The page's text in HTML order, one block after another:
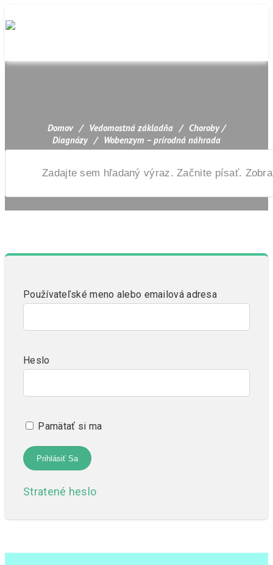
Domov / Vedomostná základňa / Choroby /
Diagnózy / Wobenzym – prírodná náhrada
Používateľské meno alebo emailová adresa
Heslo
Pamätať si ma
Stratené heslo